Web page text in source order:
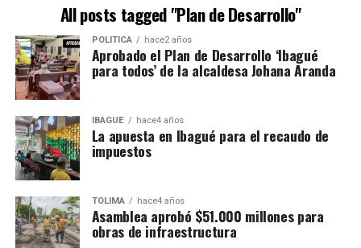
All posts tagged "Plan de Desarrollo"
POLÍTICA hace2 años
Aprobado el Plan de Desarrollo ‘Ibagué
para todos’ de la alcaldesa Johana Aranda
IBAGUÉ hace4 años
La apuesta en Ibagué para el recaudo de
impuestos
TOLIMA hace4 años
Asamblea aprobó $51.000 millones para
obras de infraestructura